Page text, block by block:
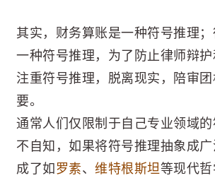
其实，财务算账是一种符号推理
一种符号推理，为了防止律师辩
注重符号推理，脱离现实，陪审
要。
通常人们仅限制于自己专业领域
不自知，如果将符号推理抽象成
成了如 罗素、 维特根斯坦等现代哲